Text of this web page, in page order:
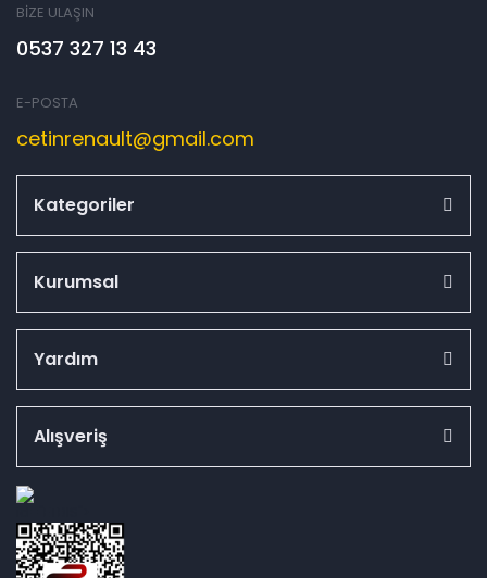
BİZE ULAŞIN
0537 327 13 43
E-POSTA
cetinrenault@gmail.com
Kategoriler
Kurumsal
Yardım
Alışveriş